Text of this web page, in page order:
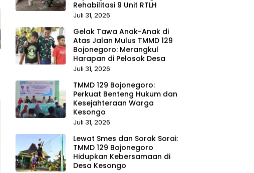
Rehabilitasi 9 Unit RTLH
Juli 31, 2026
Gelak Tawa Anak-Anak di
Atas Jalan Mulus TMMD 129
Bojonegoro: Merangkul
Harapan di Pelosok Desa
Juli 31, 2026
TMMD 129 Bojonegoro:
Perkuat Benteng Hukum dan
Kesejahteraan Warga
Kesongo
Juli 31, 2026
Lewat Smes dan Sorak Sorai:
TMMD 129 Bojonegoro
Hidupkan Kebersamaan di
Desa Kesongo